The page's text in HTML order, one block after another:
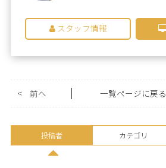
スタッフ情報
< 前へ 一覧ページに戻る
投稿者 カテゴリ